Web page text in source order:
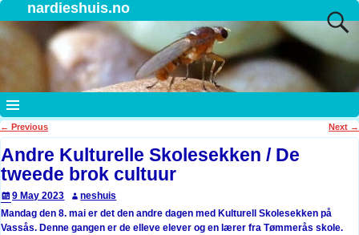
nardieshuis.no
Post navigation
← Previous Next →
Andre Kulturelle Skolesekken / De
tweede brok cultuur
9 May 2023
neshuis
Mandag den 8. mai er det den andre dagen med Kulturell Skolesekken på
Vassås. Denne gangen er de elleve elever og en lærer fra Tømmerås skole.